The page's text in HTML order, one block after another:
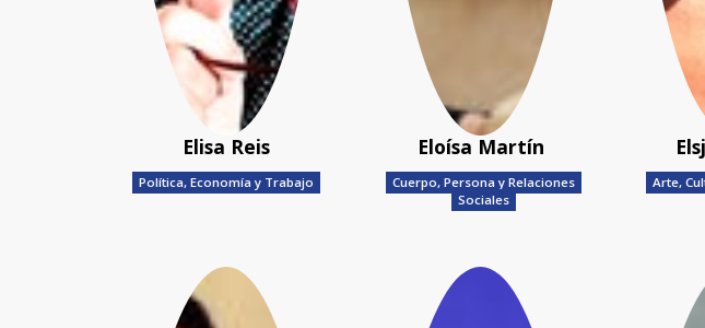
Elisa Reis
Política, Economía y Trabajo
Eloísa Martín
Cuerpo, Persona y Relaciones
Sociales
Arte,